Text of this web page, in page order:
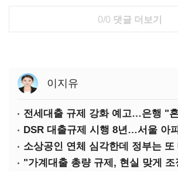
0/0 댓글 더보기
이지유
전세대출 규제 강화 예고…은행 "
DSR 대출규제 시행 8년…서울 아
소상공인 연체 심각한데 정부는 또
"가계대출 총량 규제, 현실 맞게 조